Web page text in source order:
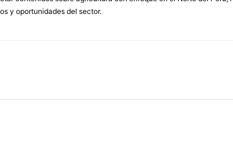
y oportunidades del sector.